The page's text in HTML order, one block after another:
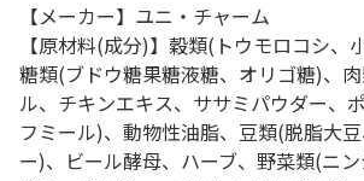
【メーカー】ユニ・チャーム
【原材料(成分)】穀類(トウモロコシ、
糖類(ブドウ糖果糖液糖、オリゴ糖)、
ル、チキンエキス、ササミパウダー、
フミール)、動物性油脂、豆類(脱脂大
ー)、ビール酵母、ハーブ、野菜類(ニ